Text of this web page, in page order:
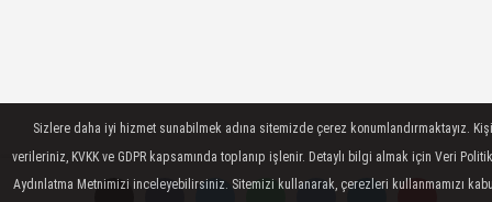
Sizlere daha iyi hizmet sunabilmek adına sitemizde çerez konumlandırmaktayız.
verileriniz, KVKK ve GDPR kapsamında toplanıp işlenir. Detaylı bilgi almak için Veri
Aydınlatma Metnimizi inceleyebilirsiniz. Sitemizi kullanarak, çerezleri kullanmamızı